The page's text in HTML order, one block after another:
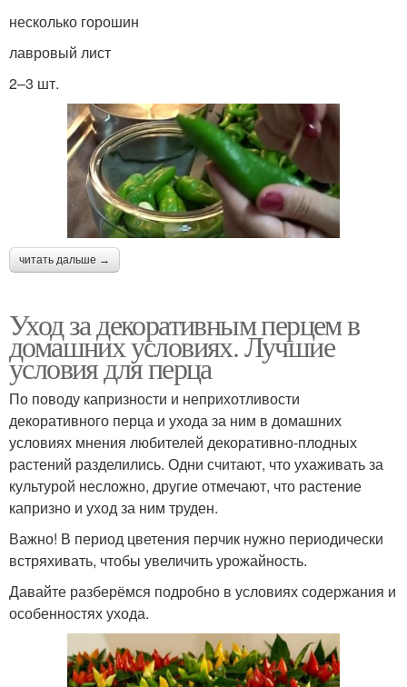
несколько горошин
лавровый лист
2–3 шт.
читать дальше →
Уход за декоративным перцем в
домашних условиях. Лучшие
условия для перца
По поводу капризности и неприхотливости
декоративного перца и ухода за ним в домашних
условиях мнения любителей декоративно-плодных
растений разделились. Одни считают, что ухаживать за
культурой несложно, другие отмечают, что растение
капризно и уход за ним труден.
Важно! В период цветения перчик нужно периодически
встряхивать, чтобы увеличить урожайность.
Давайте разберёмся подробно в условиях содержания и
особенностях ухода.